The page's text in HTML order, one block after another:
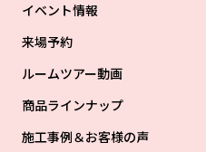
イベント情報
来場予約
ルームツアー動画
商品ラインナップ
施工事例＆お客様の声